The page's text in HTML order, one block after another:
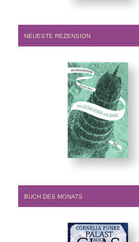
NEUESTE REZENSION
BUCH DES MONATS